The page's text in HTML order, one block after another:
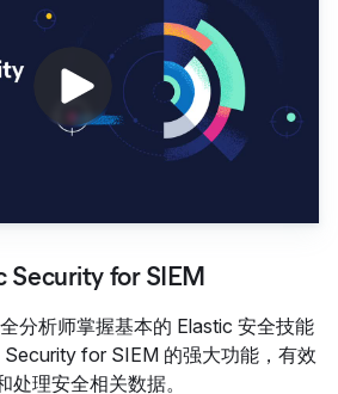
Security for SIEM
分析师掌握基本的 Elastic 安全技能
for SIEM 的强大功能，有效
处理安全相关数据。